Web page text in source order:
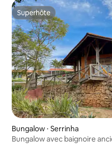
Superhôte
Superhôte
Bungalow ⋅ Serrinha
Bungalow avec baignoire